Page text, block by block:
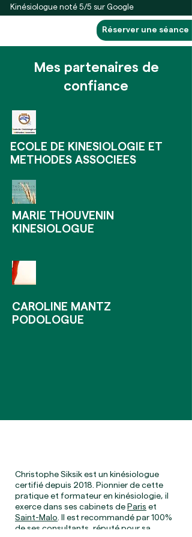
Kinésiologue noté 5/5 sur Google
Réserver une séance
Mes partenaires de
confiance
ECOLE DE KINESIOLOGIE ET
METHODES ASSOCIEES
MARIE THOUVENIN
KINESIOLOGUE
CAROLINE MANTZ
PODOLOGUE
Christophe Siksik est un kinésiologue
certifié depuis 2018. Pionnier de cette
pratique et formateur en kinésiologie, il
exerce dans ses cabinets de Paris et
Saint-Malo. Il est recommandé par 100%
de ses consultants, réputé pour sa